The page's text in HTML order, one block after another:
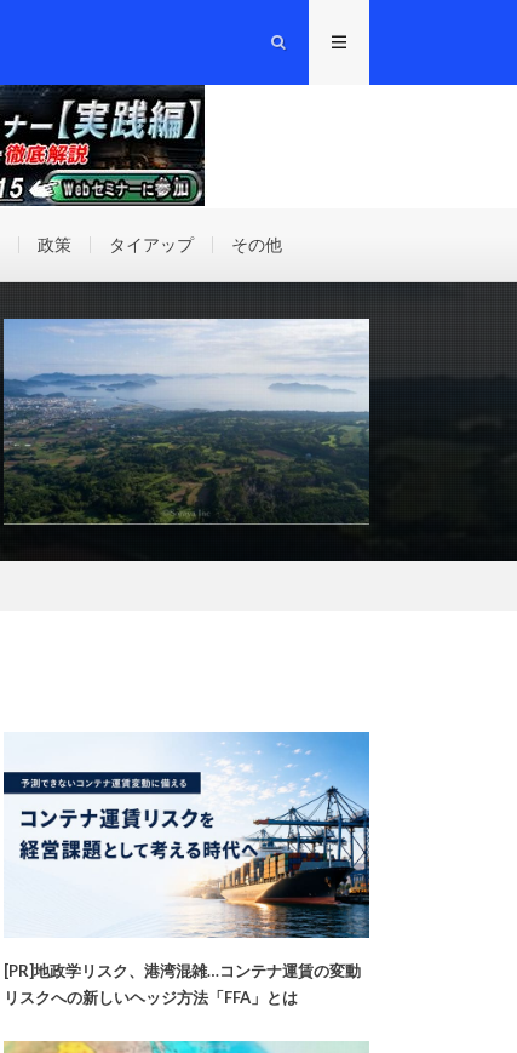
政策 タイアップ その他
[PR]地政学リスク、港湾混雑…コンテナ運賃の変動
リスクへの新しいヘッジ方法「FFA」とは